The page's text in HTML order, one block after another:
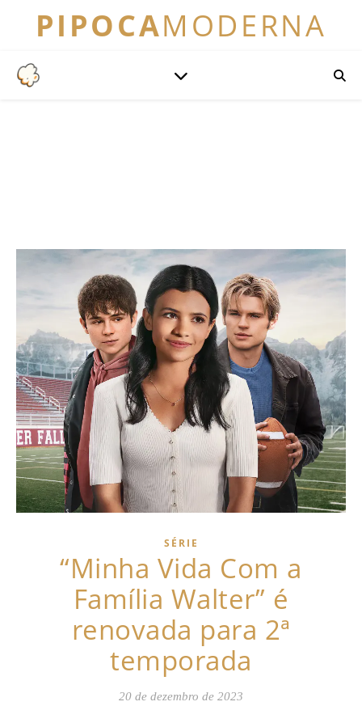
PIPOCAMODERNA
SÉRIE
“Minha Vida Com a
Família Walter” é
renovada para 2ª
temporada
20 de dezembro de 2023